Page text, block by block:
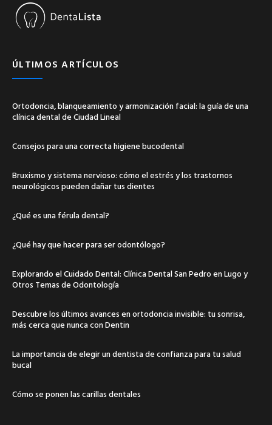
ÚLTIMOS ARTÍCULOS
Ortodoncia, blanqueamiento y armonización facial: la guía de una
clínica dental de Ciudad Lineal
Consejos para una correcta higiene bucodental
Bruxismo y sistema nervioso: cómo el estrés y los trastornos
neurológicos pueden dañar tus dientes
¿Qué es una férula dental?
¿Qué hay que hacer para ser odontólogo?
Explorando el Cuidado Dental: Clínica Dental San Pedro en Lugo y
Otros Temas de Odontología
Descubre los últimos avances en ortodoncia invisible: tu sonrisa,
más cerca que nunca con Dentin
La importancia de elegir un dentista de confianza para tu salud
bucal
Cómo se ponen las carillas dentales